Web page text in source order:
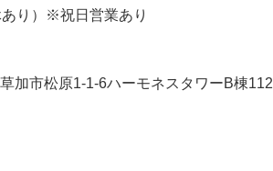
り）※祝日営業あり
加市松原1-1-6ハーモネスタワーB棟112